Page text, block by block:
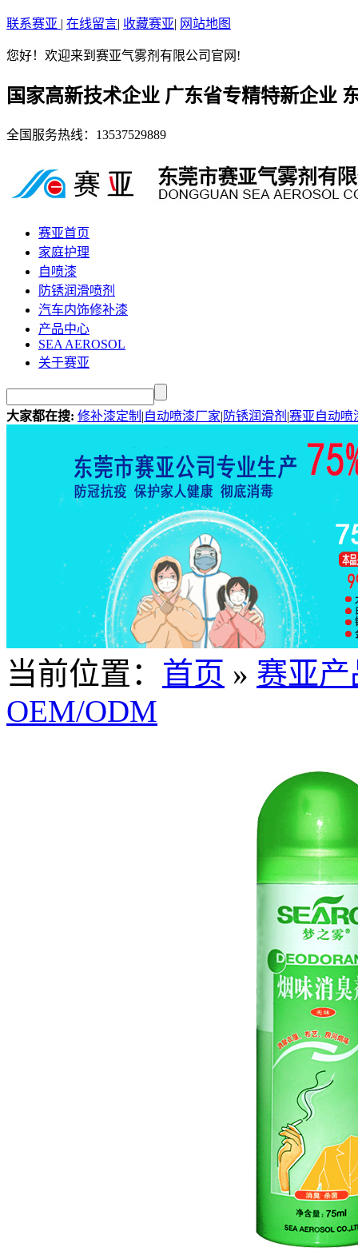
联系赛亚 | 在线留言| 收藏赛亚| 网站地图
您好！欢迎来到赛亚气雾剂有限公司官网!
国家高新技术企业 广东省专精特新企业
全国服务热线： 13537529889
赛亚首页
家庭护理
自喷漆
防锈润滑喷剂
汽车内饰修补漆
产品中心
SEA AEROSOL
关于赛亚
大家都在搜: 修补漆定制 |自动喷漆厂家| 防锈润滑剂 |赛亚自动喷
当前位置： 首页 » 赛亚
OEM/ODM